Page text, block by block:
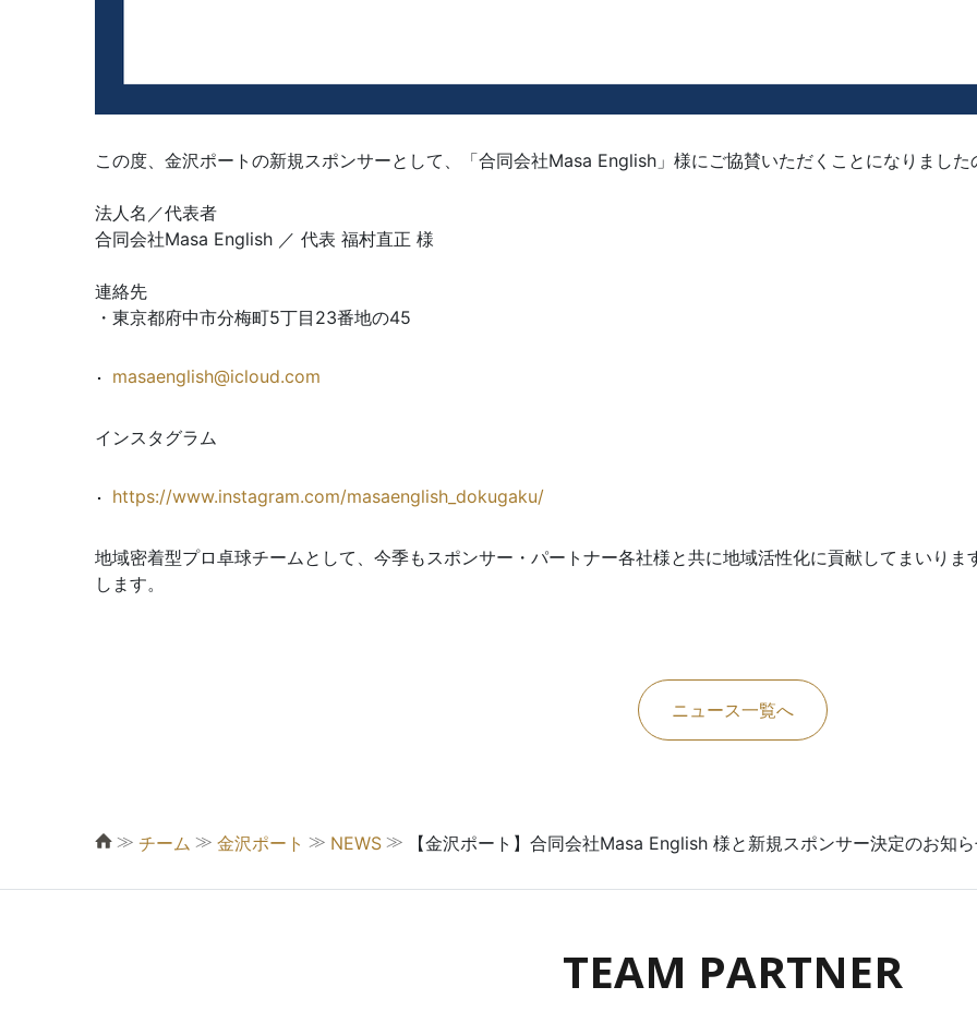
この度、金沢ポートの新規スポンサーとして、「合同会社Masa English」様にご協賛いただくことになりまし
法人名／代表者
合同会社Masa English ／ 代表 福村直正 様
連絡先
・東京都府中市分梅町5丁目23番地の45
masaenglish@icloud.com
インスタグラム
https://www.instagram.com/masaenglish_dokugaku/
地域密着型プロ卓球チームとして、今季もスポンサー・パートナー各社様と共に地域活性化に貢献してまいり
します。
ニュース一覧へ
≫ チーム ≫ 金沢ポート ≫ NEWS ≫ 【金沢ポート】合同会社Masa English 様と新規スポンサー決定のお知
TEAM PARTNER